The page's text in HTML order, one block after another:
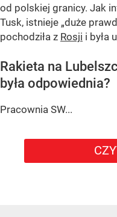
od polskiej granicy. Jak
Tusk, istnieje „duże
pochodziła z Rosji i była
Rakieta na
była odpowiednia?
Pracownia SW...